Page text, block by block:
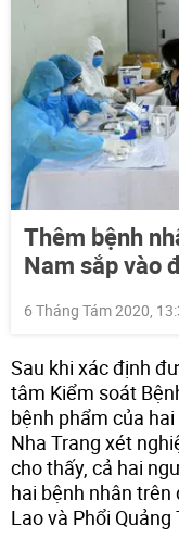
Thêm bệnh
Nam sắp vào
6 Tháng Tám 2020,
Sau khi xác định
tâm Kiểm soát
bệnh phẩm của
Nha Trang xét
cho thấy, cả hai
hai bệnh nhân trên
Lao và Phổi Quảng